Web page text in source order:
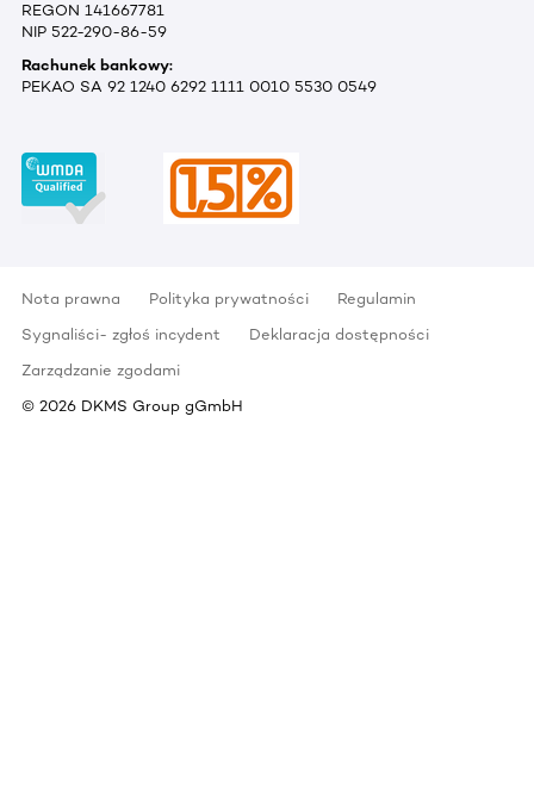
REGON 141667781
NIP 522-290-86-59
Rachunek bankowy:
PEKAO SA 92 1240 6292 1111 0010 5530 0549
Nota prawna Polityka prywatności
Regulamin
Sygnaliści- zgłoś incydent
Deklaracja dostępności
Zarządzanie zgodami
© 2026 DKMS Group gGmbH